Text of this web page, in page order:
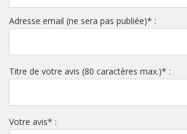
Adresse email (ne sera pas publiée)* :
Titre de votre avis (80 caractères max.)* :
Votre avis* :